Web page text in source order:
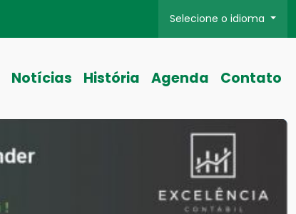
Selecione o idioma
Notícias História Agenda Contato